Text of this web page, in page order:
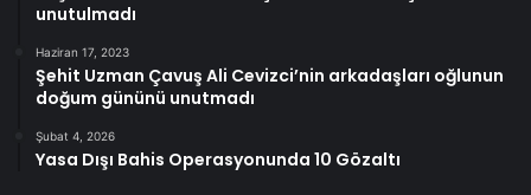
unutulmadı
Haziran 17, 2023
Şehit Uzman Çavuş Ali Cevizci’nin arkadaşları oğlunun
doğum gününü unutmadı
Şubat 4, 2026
Yasa Dışı Bahis Operasyonunda 10 Gözaltı